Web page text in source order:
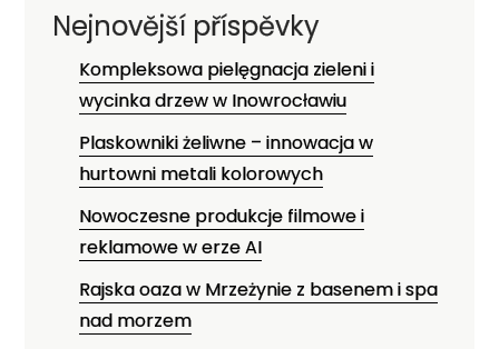
Nejnovější příspěvky
Kompleksowa pielęgnacja zieleni i
wycinka drzew w Inowrocławiu
Plaskowniki żeliwne – innowacja w
hurtowni metali kolorowych
Nowoczesne produkcje filmowe i
reklamowe w erze AI
Rajska oaza w Mrzeżynie z basenem i spa
nad morzem